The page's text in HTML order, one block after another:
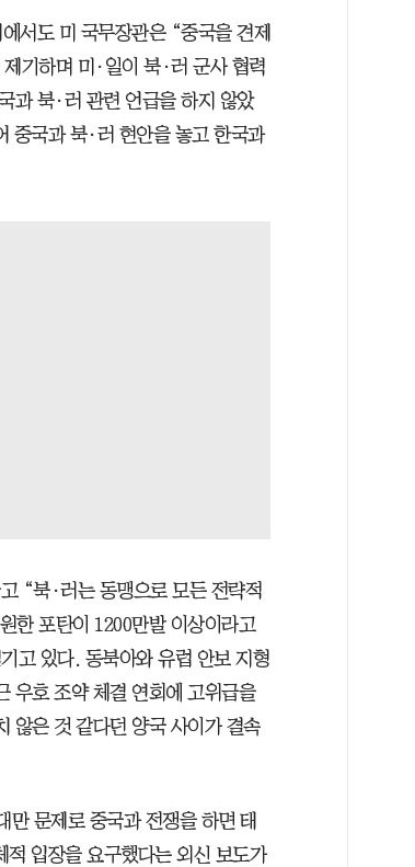
서도 미 국무장관은 “중국을 견제
기하며 미·일이 북·러 군사 협력
과 북·러 관련 언급을 하지 않았
중국과 북·러 현안을 놓고 한국과
“북·러는 동맹으로 모든 전략적
한 포탄이 1200만발 이상이라고
고 있다. 동북아와 유럽 안보 지형
우호 조약 체결 연회에 고위급을
않은 것 같다던 양국 사이가 결속
만 문제로 중국과 전쟁을 하면 태
입장을 요구했다는 외신 보도가